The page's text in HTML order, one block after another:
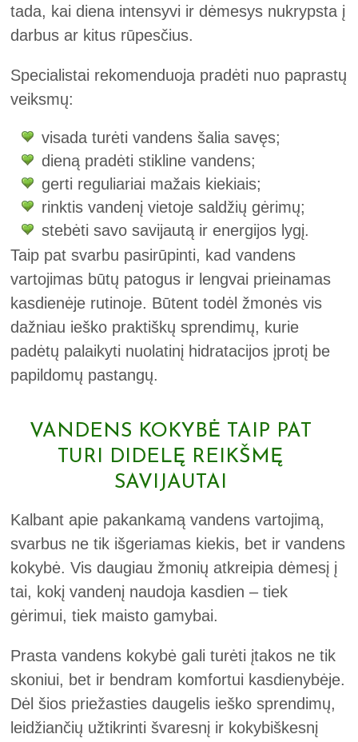
tada, kai diena intensyvi ir dėmesys nukrypsta į
darbus ar kitus rūpesčius.
Specialistai rekomenduoja pradėti nuo paprastų
veiksmų:
visada turėti vandens šalia savęs;
dieną pradėti stikline vandens;
gerti reguliariai mažais kiekiais;
rinktis vandenį vietoje saldžių gėrimų;
stebėti savo savijautą ir energijos lygį.
Taip pat svarbu pasirūpinti, kad vandens
vartojimas būtų patogus ir lengvai prieinamas
kasdienėje rutinoje. Būtent todėl žmonės vis
dažniau ieško praktiškų sprendimų, kurie
padėtų palaikyti nuolatinį hidratacijos įprotį be
papildomų pastangų.
VANDENS KOKYBĖ TAIP PAT
TURI DIDELĘ REIKŠMĘ
SAVIJAUTAI
Kalbant apie pakankamą vandens vartojimą,
svarbus ne tik išgeriamas kiekis, bet ir vandens
kokybė. Vis daugiau žmonių atkreipia dėmesį į
tai, kokį vandenį naudoja kasdien – tiek
gėrimui, tiek maisto gamybai.
Prasta vandens kokybė gali turėti įtakos ne tik
skoniui, bet ir bendram komfortui kasdienybėje.
Dėl šios priežasties daugelis ieško sprendimų,
leidžiančių užtikrinti švaresnį ir kokybiškesnį